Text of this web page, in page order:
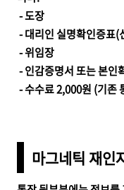
- 도장
- 대리인 실명확인증표(
- 위임장
- 인감증명서 또는 본인
- 수수료 2,000원 (기존
마그네틱 재인